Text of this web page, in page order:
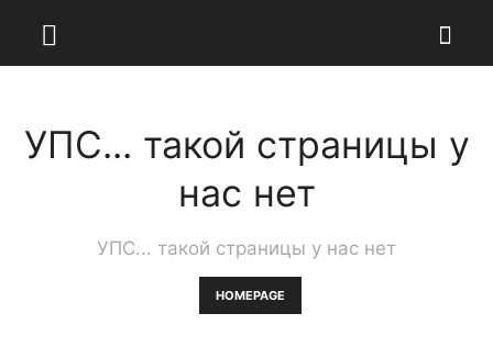
УПС... такой страницы у
нас нет
УПС... такой страницы у нас нет
HOMEPAGE